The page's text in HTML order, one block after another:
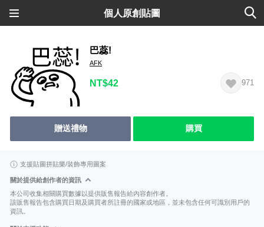
個人原創貼圖
巴蕊!
AFK
NT$42 971
贈送禮物 購買
支援貼圖拼貼樂/裝飾專用圖案
關於提供給創作者的資訊
本公司收集相關購買數據以提供販售報告給內容創作者。
該販售報告包含購買日期及購買者所註冊的國家或地區，並未包含任何可識別用戶的
資訊。